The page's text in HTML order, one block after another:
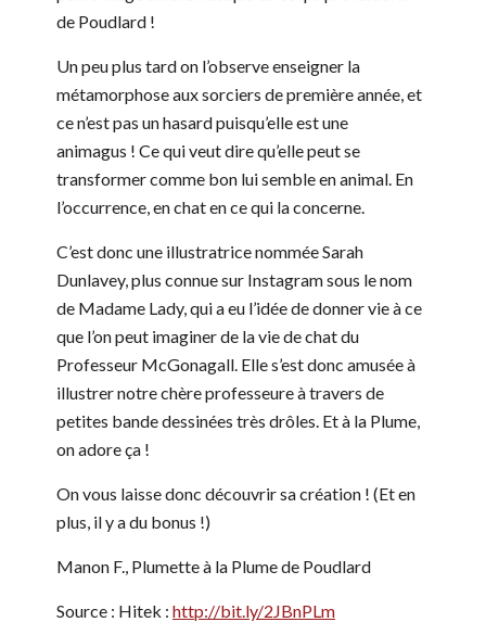
de Poudlard !
Un peu plus tard on l’observe enseigner la
métamorphose aux sorciers de première année, et
ce n’est pas un hasard puisqu’elle est une
animagus ! Ce qui veut dire qu’elle peut se
transformer comme bon lui semble en animal. En
l’occurrence, en chat en ce qui la concerne.
C’est donc une illustratrice nommée Sarah
Dunlavey, plus connue sur Instagram sous le nom
de Madame Lady, qui a eu l’idée de donner vie à ce
que l’on peut imaginer de la vie de chat du
Professeur McGonagall. Elle s’est donc amusée à
illustrer notre chère professeure à travers de
petites bande dessinées très drôles. Et à la Plume,
on adore ça !
On vous laisse donc découvrir sa création ! (Et en
plus, il y a du bonus !)
Manon F., Plumette à la Plume de Poudlard
Source : Hitek : http://bit.ly/2JBnPLm